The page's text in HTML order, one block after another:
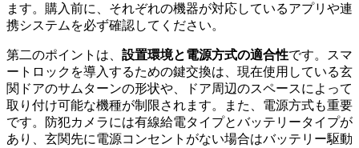
ます。購入前に、それぞれの機器が対応しているアプリや連
携システムを必ず確認してください。
第二のポイントは、 設置環境と電源方式の適合性です。スマ
ートロックを導入するための鍵交換は、現在使用している玄
関ドアのサムターンの形状や、ドア周辺のスペースによって
取り付け可能な機種が制限されます。また、電源方式も重要
です。防犯カメラには有線給電タイプとバッテリータイプが
あり、玄関先に電源コンセントがない場合はバッテリー駆動